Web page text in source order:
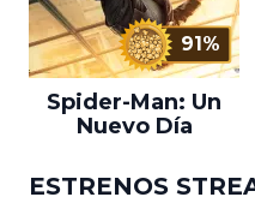
91%
Spider-Man: Un
Nuevo Día
ESTRENOS